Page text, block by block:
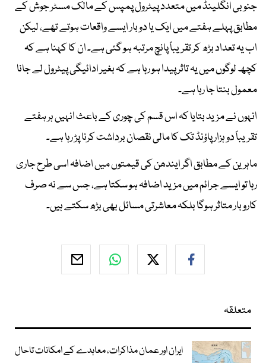
جنوبی انگلینڈ میں متعدد پیٹرول پمپس کے مالک مسٹر جوش کے
مطابق پہلے ہفتے میں ایک یا دو بار ایسے واقعات ہوتے تھے، لیکن
اب یہ تعداد بڑھ کر تقریباً پانچ مرتبہ ہو گئی ہے۔ ان کا کہنا ہے کہ
کچھ لوگوں میں یہ تاثر پیدا ہو رہا ہے کہ بغیر ادائیگی پیٹرول لے جانا
معمول بنتا جا رہا ہے۔
انہوں نے مزید بتایا کہ اس قسم کی چوری کے باعث انہیں ہر ہفتے
تقریباً دو ہزار پاؤنڈ تک کا مالی نقصان برداشت کرنا پڑ رہا ہے۔
ماہرین کے مطابق اگر ایندھن کی قیمتوں میں اضافہ اسی طرح جاری
رہا تو ایسے جرائم میں مزید اضافہ ہو سکتا ہے، جس سے نہ صرف
کاروبار متاثر ہوگا بلکہ معاشرتی مسائل بھی بڑھ سکتے ہیں۔
متعلقہ
ایران اور عمان مذاکرات، معاہدے کے امکانات تاحال